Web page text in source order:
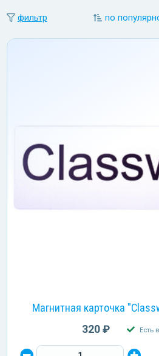
фильтр по
Магнитная карточка
320 ₽ Есть